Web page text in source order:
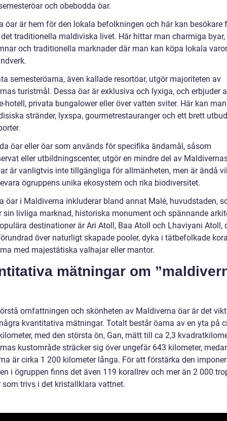
och obebodda öar.
öar är hem för den lokala befolkningen och här kan besökare
traditionella maldiviska livet. Här hittar man charmiga byar,
och traditionella marknader där man kan köpa lokala
semesteröarna, även kallade resortöar, utgör majoriteten av
turistmål. Dessa öar är exklusiva och lyxiga, och erbjuder
hotell, privata bungalower eller över vatten sviter. Här kan
stränder, lyxspa, gourmetrestauranger och ett brett
öar eller öar som används för specifika ändamål, såsom
eller utbildningscenter, utgör en mindre del av
är vanligtvis inte tillgängliga för allmänheten, men är ändå
ögruppens unika ekosystem och rika biodiversitet.
öar i Maldiverna inkluderar bland annat Malé, huvudstaden,
sin livliga marknad, historiska monument och spännande
destinationer är Ari Atoll, Baa Atoll och Lhaviyani Atoll,
över naturligt skapade pooler, dyka i tätbefolkade
med majestätiska valhajar eller mantor.
mätningar om
omfattningen och skönheten av Maldiverna öar är det
kvantitativa mätningar. Totalt består öarna av en yta på
med den största ön, Gan, mätt till ca 2,3
kustområde sträcker sig över ungefär 643 kilometer,
är cirka 1 200 kilometer långa. För att förstärka den
i ögruppen finns det även 119 korallrev och mer än 2 000
som trivs i det kristallklara vattnet.